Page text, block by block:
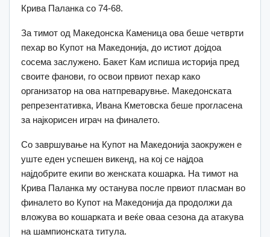
Крива Паланка со 74-68.
За тимот од Македонска Каменица ова беше четврти
пехар во Купот на Македонија, до истиот дојдоа
сосема заслужено. Бакет Кам испиша историја пред
своите фанови, го освои првиот пехар како
организатор на ова натпреварувње. Македонската
репрезентативка, Ивана Кметовска беше прогласена
за најкорисен играч на финалето.
Со завршување на Купот на Македонија заокружен е
уште еден успешен викенд, на кој се најдоа
најдобрите екипи во женската кошарка. На тимот на
Крива Паланка му останува после првиот пласман во
финалето во Купот на Македонија да продолжи да
вложува во кошарката и веќе оваа сезона да атакува
на шампионската титула.